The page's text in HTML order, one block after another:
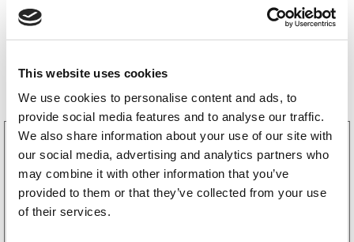
This website uses cookies
We use cookies to personalise content and ads, to
provide social media features and to analyse our traffic.
We also share information about your use of our site with
our social media, advertising and analytics partners who
may combine it with other information that you’ve
provided to them or that they’ve collected from your use
of their services.
Storsäljare
3160052
LGF Skylt Självhäftande
238 kr(190kr exkl. moms)